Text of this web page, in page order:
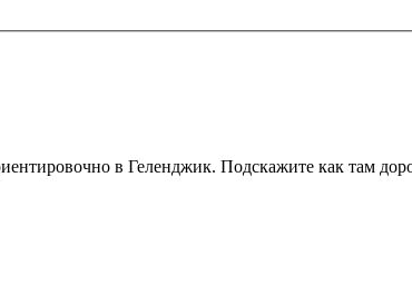
в Геленджик. Подскажите как там